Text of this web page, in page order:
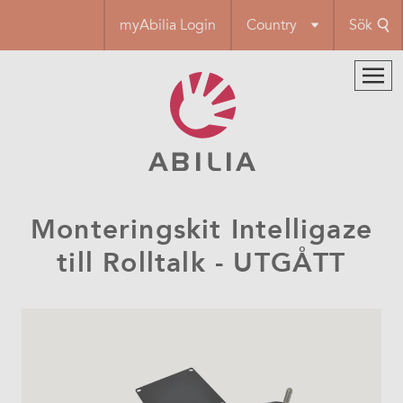
huvudinnehåll
myAbilia Login Country Sök
Monteringskit Intelligaze
till Rolltalk - UTGÅTT